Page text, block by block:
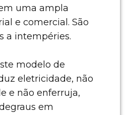
uma ampla
e comercial. São
a intempéries.
modelo de
eletricidade, não
e não enferruja,
em